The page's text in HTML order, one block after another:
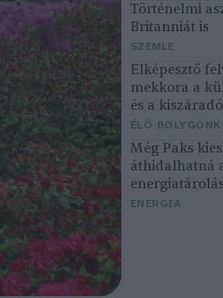
Történelmi
Britanniát is
SZEMLE
Elképesztő
mekkora a
és a
ÉLŐ BOLYGÓNK
Még Paks
áthidalhatná
ENERGIA